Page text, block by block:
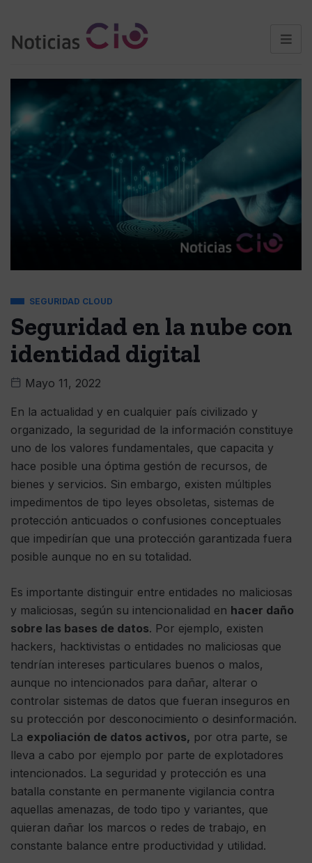
SEGURIDAD CLOUD
Seguridad en la nube con
identidad digital
Mayo 11, 2022
En la actualidad y en cualquier país civilizado y
organizado, la seguridad de la información constituye
uno de los valores fundamentales, que capacita y
hace posible una óptima gestión de recursos, de
bienes y servicios. Sin embargo, existen múltiples
impedimentos de tipo leyes obsoletas, sistemas de
protección anticuados o confusiones conceptuales
que impedirían que una protección garantizada fuera
posible aunque no en su totalidad.
Es importante distinguir entre entidades no maliciosas
y maliciosas, según su intencionalidad en hacer daño
sobre las bases de datos. Por ejemplo, existen
hackers, hacktivistas o entidades no maliciosas que
tendrían intereses particulares buenos o malos,
aunque no intencionados para dañar, alterar o
controlar sistemas de datos que fueran inseguros en
su protección por desconocimiento o desinformación.
La expoliación de datos activos, por otra parte, se
lleva a cabo por ejemplo por parte de explotadores
intencionados. La seguridad y protección es una
batalla constante en permanente vigilancia contra
aquellas amenazas, de todo tipo y variantes, que
quieran dañar los marcos o redes de trabajo, en
constante balance entre productividad y utilidad.